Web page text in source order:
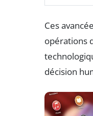
Ces
opérations
décision